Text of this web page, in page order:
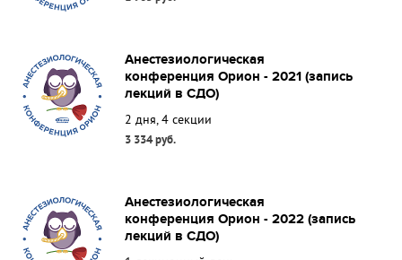
Анестезиологическая
конференция Орион - 2021 (запись
лекций в СДО)
2 дня, 4 секции
3 334 руб.
Анестезиологическая
конференция Орион - 2022 (запись
лекций в СДО)